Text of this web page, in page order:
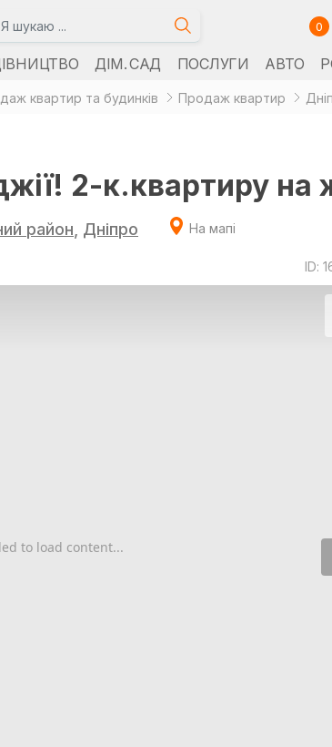
0
ДІМ. САД ПОСЛУГИ АВТО
квартир та будинків Продаж квартир
2-к.квартиру
район Дніпро На мапі
ID:
to load content...